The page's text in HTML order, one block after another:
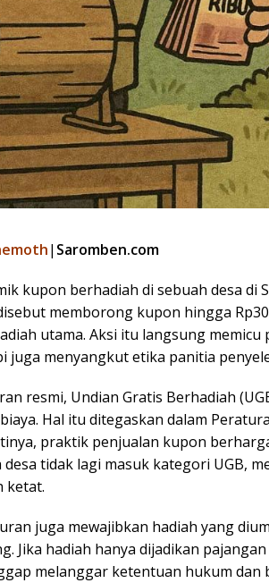
| Saromben.com
kupon berhadiah di sebuah desa di
memborong kupon hingga
utama. Aksi itu langsung
juga menyangkut etika panitia
resmi, Undian Gratis Berhadiah
Hal itu ditegaskan dalam
praktik penjualan kupon
tidak lagi masuk kategori UGB,
ketat.
juga mewajibkan hadiah yang
Jika hadiah hanya dijadikan
melanggar ketentuan hukum